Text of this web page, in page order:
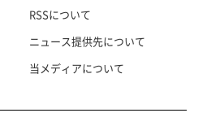
RSSについて
ニュース提供先について
当メディアについて